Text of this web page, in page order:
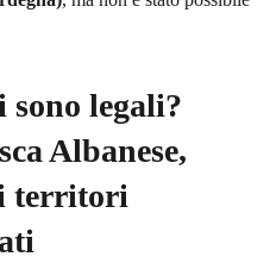
sono legali?
Albanese,
territori